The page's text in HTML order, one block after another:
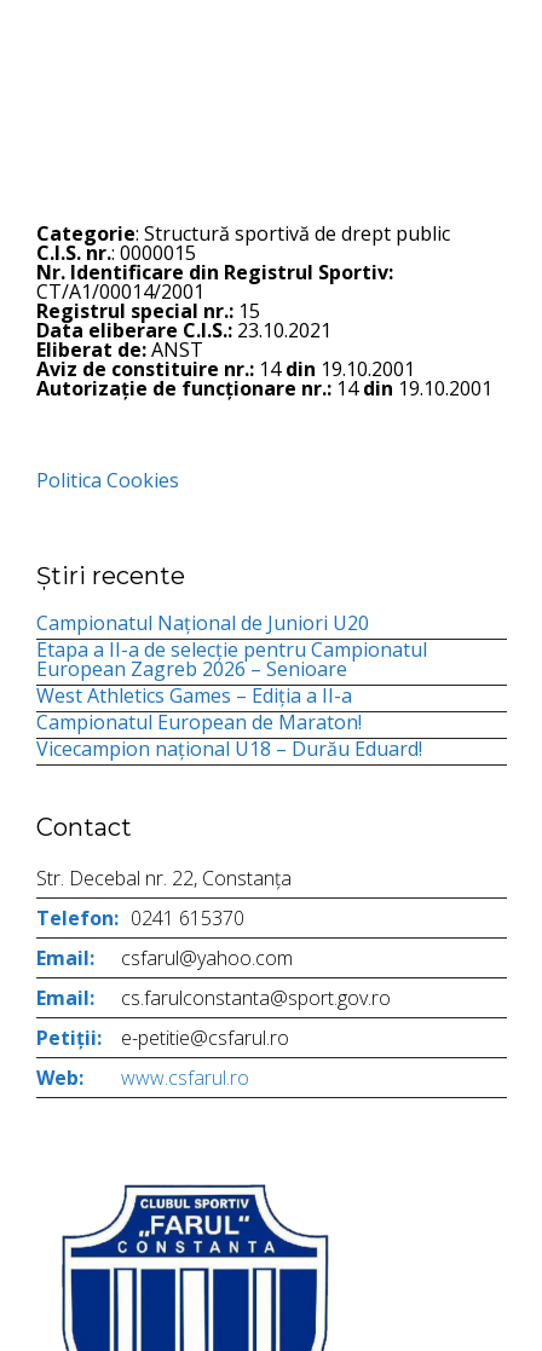
Categorie: Structură sportivă de drept public
C.I.S. nr.: 0000015
Nr. Identificare din Registrul Sportiv:
CT/A1/00014/2001
Registrul special nr.: 15
Data eliberare C.I.S.: 23.10.2021
Eliberat de:ANST
Aviz de constituire nr.: 14din 19.10.2001
Autorizație de funcționare nr.: 14din 19.10.2001
Politica Cookies
Știri recente
Campionatul Național de Juniori U20
Etapa a II-a de selecție pentru Campionatul
European Zagreb 2026 – Senioare
West Athletics Games – Ediția a II-a
Campionatul European de Maraton!
Vicecampion național U18 – Durău Eduard!
Contact
Str. Decebal nr. 22, Constanța
Telefon: 0241 615370
Email:
csfarul@yahoo.com
Email:
cs.farulconstanta@sport.gov.ro
Petiții:
e-petitie@csfarul.ro
Web:
www.csfarul.ro